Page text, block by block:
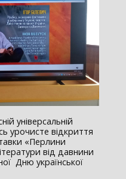
універсальній
урочисте відкриття
«Перлини
від давнини
Дню української